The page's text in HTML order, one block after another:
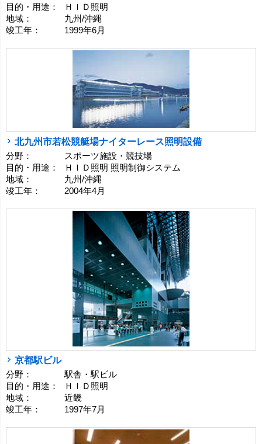
目的・用途：
ＨＩＤ照明
地域：
九州/沖縄
竣工年：
1999年6月
北九州市若松競艇場ナイターレース照明設備
分野：
スポーツ施設・競技場
目的・用途：
ＨＩＤ照明 照明制御システム
地域：
九州/沖縄
竣工年：
2004年4月
京都駅ビル
分野：
駅舎・駅ビル
目的・用途：
ＨＩＤ照明
地域：
近畿
竣工年：
1997年7月